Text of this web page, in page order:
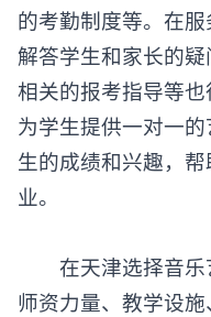
的考勤制度等。在
解答学生和家长的
相关的报考指导等
为学生提供一对一
生的成绩和兴趣，
业。
在天津选择音乐
师资力量、教学设